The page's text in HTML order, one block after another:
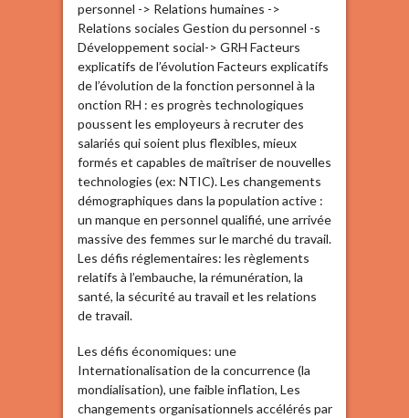
personnel -> Relations humaines ->
Relations sociales Gestion du personnel -s
Développement social-> GRH Facteurs
explicatifs de l’évolution Facteurs explicatifs
de l’évolution de la fonction personnel à la
onction RH : es progrès technologiques
poussent les employeurs à recruter des
salariés qui soient plus flexibles, mieux
formés et capables de maîtriser de nouvelles
technologies (ex: NTIC). Les changements
démographiques dans la population active :
un manque en personnel qualifié, une arrivée
massive des femmes sur le marché du travail.
Les défis réglementaires: les règlements
relatifs à l’embauche, la rémunération, la
santé, la sécurité au travail et les relations
de travail.
Les défis économiques: une
Internationalisation de la concurrence (la
mondialisation), une faible inflation, Les
changements organisationnels accélérés par